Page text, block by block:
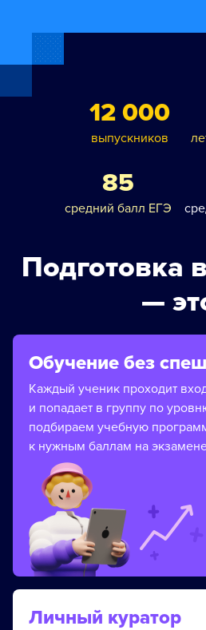
12 000
выпускников
85
средний балл ЕГЭ
Подготовка
—
Обучение без
Каждый ученик проходит
и попадает в группу по
подбираем учебную
к нужным баллам на
Личный куратор